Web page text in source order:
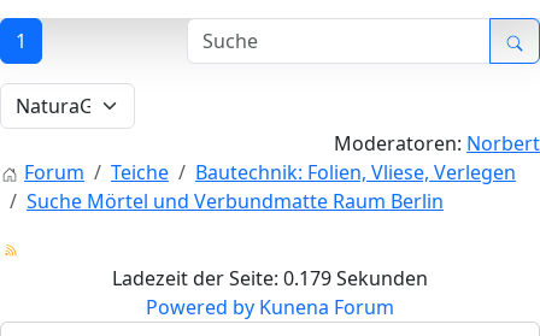
1
Moderatoren: Norbert
Forum
Teiche
Bautechnik: Folien, Vliese, Verlegen
Suche Mörtel und Verbundmatte Raum Berlin
Ladezeit der Seite: 0.179 Sekunden
Powered by Kunena Forum